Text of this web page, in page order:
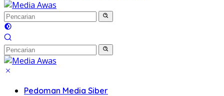
Pedoman Media Siber